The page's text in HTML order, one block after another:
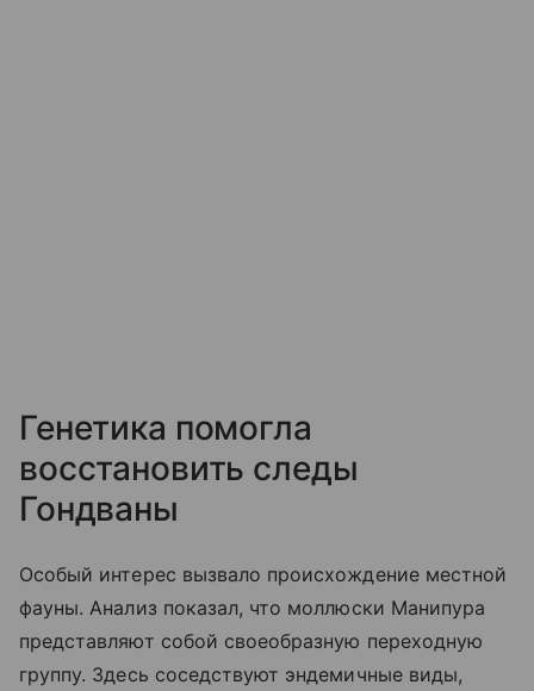
Генетика помогла
восстановить следы
Гондваны
Особый интерес вызвало происхождение местной
фауны. Анализ показал, что моллюски Манипура
представляют собой своеобразную переходную
группу. Здесь соседствуют эндемичные виды,